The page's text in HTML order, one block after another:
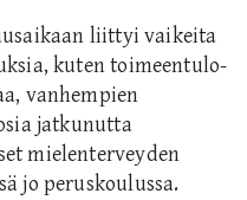
liittyi vaikeita
kuten toimeentulo-
vanhempien
jatkunutta
mielenterveyden
jo peruskoulussa.